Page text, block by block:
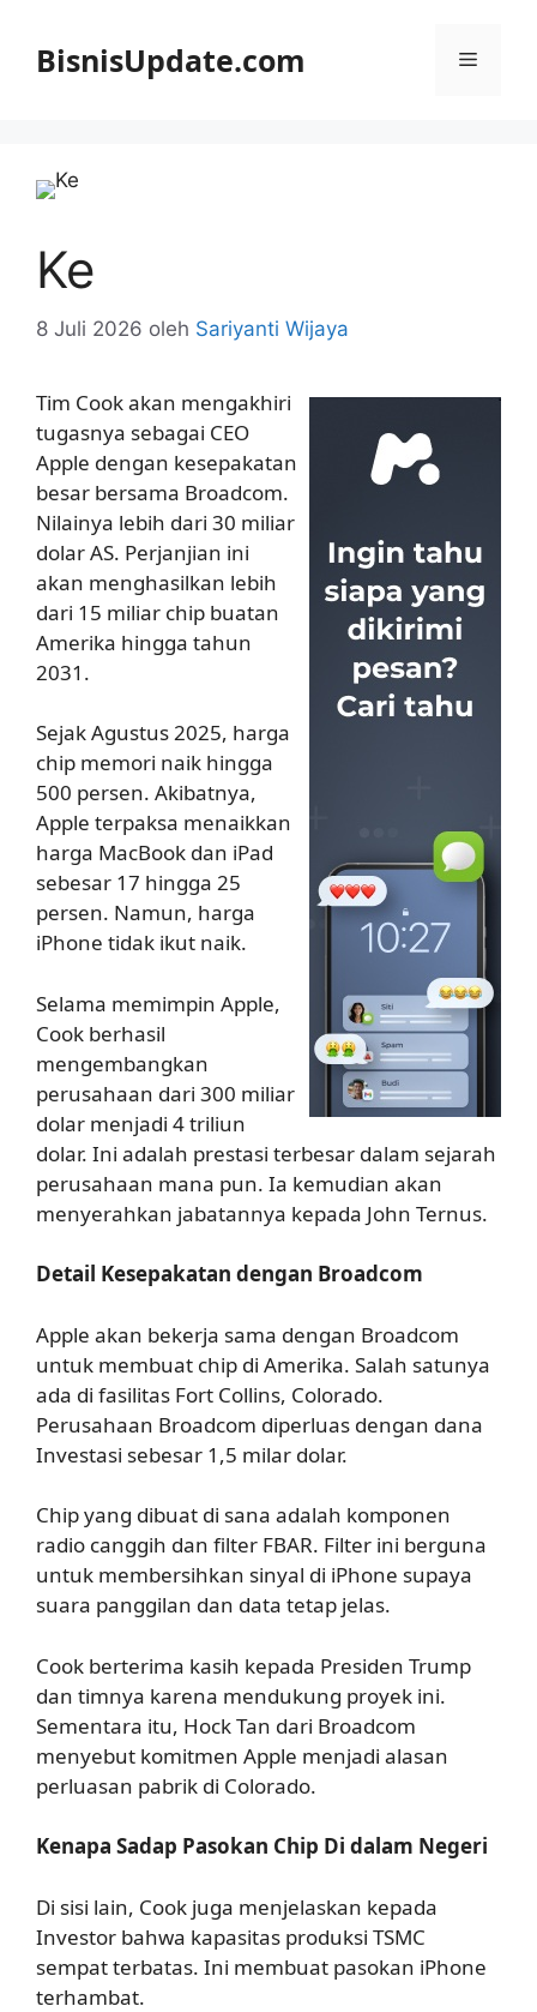
BisnisUpdate.com Menu
Ke
8 Juli 2026 oleh Sariyanti Wijaya
Tim Cook akan mengakhiri
tugasnya sebagai CEO
Apple dengan kesepakatan
besar bersama Broadcom.
Nilainya lebih dari 30 miliar
dolar AS. Perjanjian ini
akan menghasilkan lebih
dari 15 miliar chip buatan
Amerika hingga tahun
2031.
Sejak Agustus 2025, harga
chip memori naik hingga
500 persen. Akibatnya,
Apple terpaksa menaikkan
harga MacBook dan iPad
sebesar 17 hingga 25
persen. Namun, harga
iPhone tidak ikut naik.
Selama memimpin Apple,
Cook berhasil
mengembangkan
perusahaan dari 300 miliar
dolar menjadi 4 triliun
dolar. Ini adalah prestasi terbesar dalam sejarah
perusahaan mana pun. Ia kemudian akan
menyerahkan jabatannya kepada John Ternus.
Detail Kesepakatan dengan Broadcom
Apple akan bekerja sama dengan Broadcom
untuk membuat chip di Amerika. Salah satunya
ada di fasilitas Fort Collins, Colorado.
Perusahaan Broadcom diperluas dengan dana
Investasi sebesar 1,5 milar dolar.
Chip yang dibuat di sana adalah komponen
radio canggih dan filter FBAR. Filter ini berguna
untuk membersihkan sinyal di iPhone supaya
suara panggilan dan data tetap jelas.
Cook berterima kasih kepada Presiden Trump
dan timnya karena mendukung proyek ini.
Sementara itu, Hock Tan dari Broadcom
menyebut komitmen Apple menjadi alasan
perluasan pabrik di Colorado.
Kenapa Sadap Pasokan Chip Di dalam Negeri
Di sisi lain, Cook juga menjelaskan kepada
Investor bahwa kapasitas produksi TSMC
sempat terbatas. Ini membuat pasokan iPhone
terhambat.